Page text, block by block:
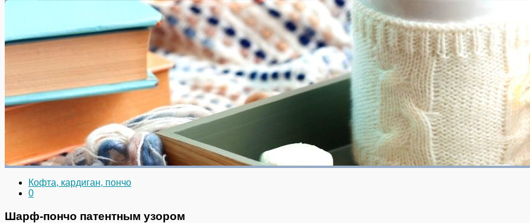
Кофта, кардиган, пончо
0
Шарф-пончо патентным узором